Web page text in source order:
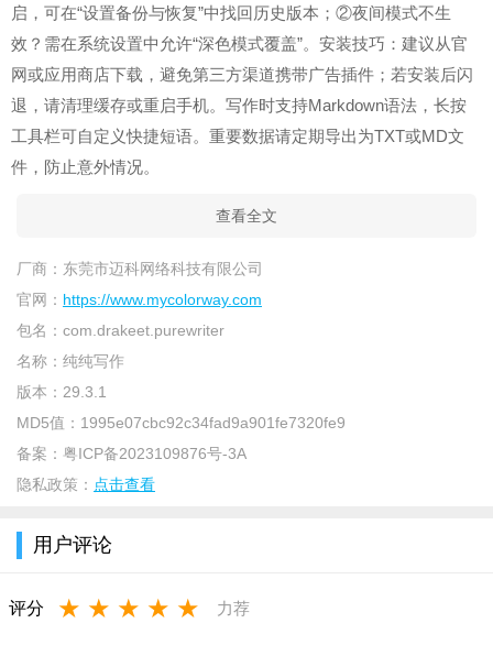
启，可在“设置备份与恢复”中找回历史版本；②夜间模式不生
效？需在系统设置中允许“深色模式覆盖”。安装技巧：建议从官
网或应用商店下载，避免第三方渠道携带广告插件；若安装后闪
退，请清理缓存或重启手机。写作时支持Markdown语法，长按
工具栏可自定义快捷短语。重要数据请定期导出为TXT或MD文
件，防止意外情况。
查看全文
厂商： 东莞市迈科网络科技有限公司
官网： https://www.mycolorway.com
包名： com.drakeet.purewriter
名称： 纯纯写作
版本： 29.3.1
MD5值： 1995e07cbc92c34fad9a901fe7320fe9
备案： 粤ICP备2023109876号-3A
隐私政策： 点击查看
用户评论
评分 ★ ★ ★ ★ ★ 力荐